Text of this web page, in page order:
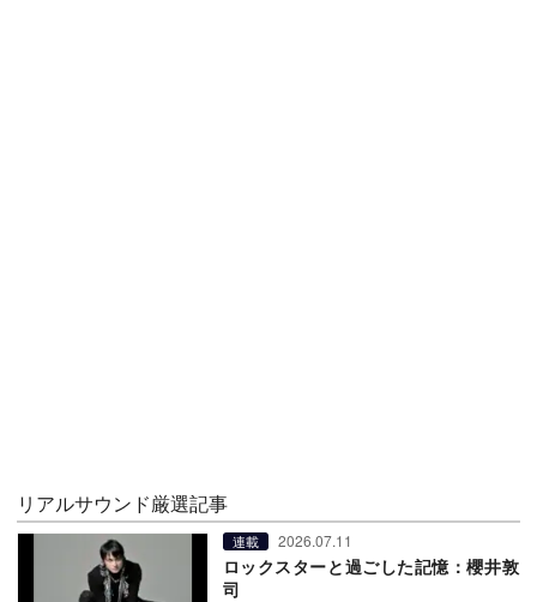
リアルサウンド厳選記事
連載 2026.07.11
ロックスターと過ごした記憶：櫻井敦
司